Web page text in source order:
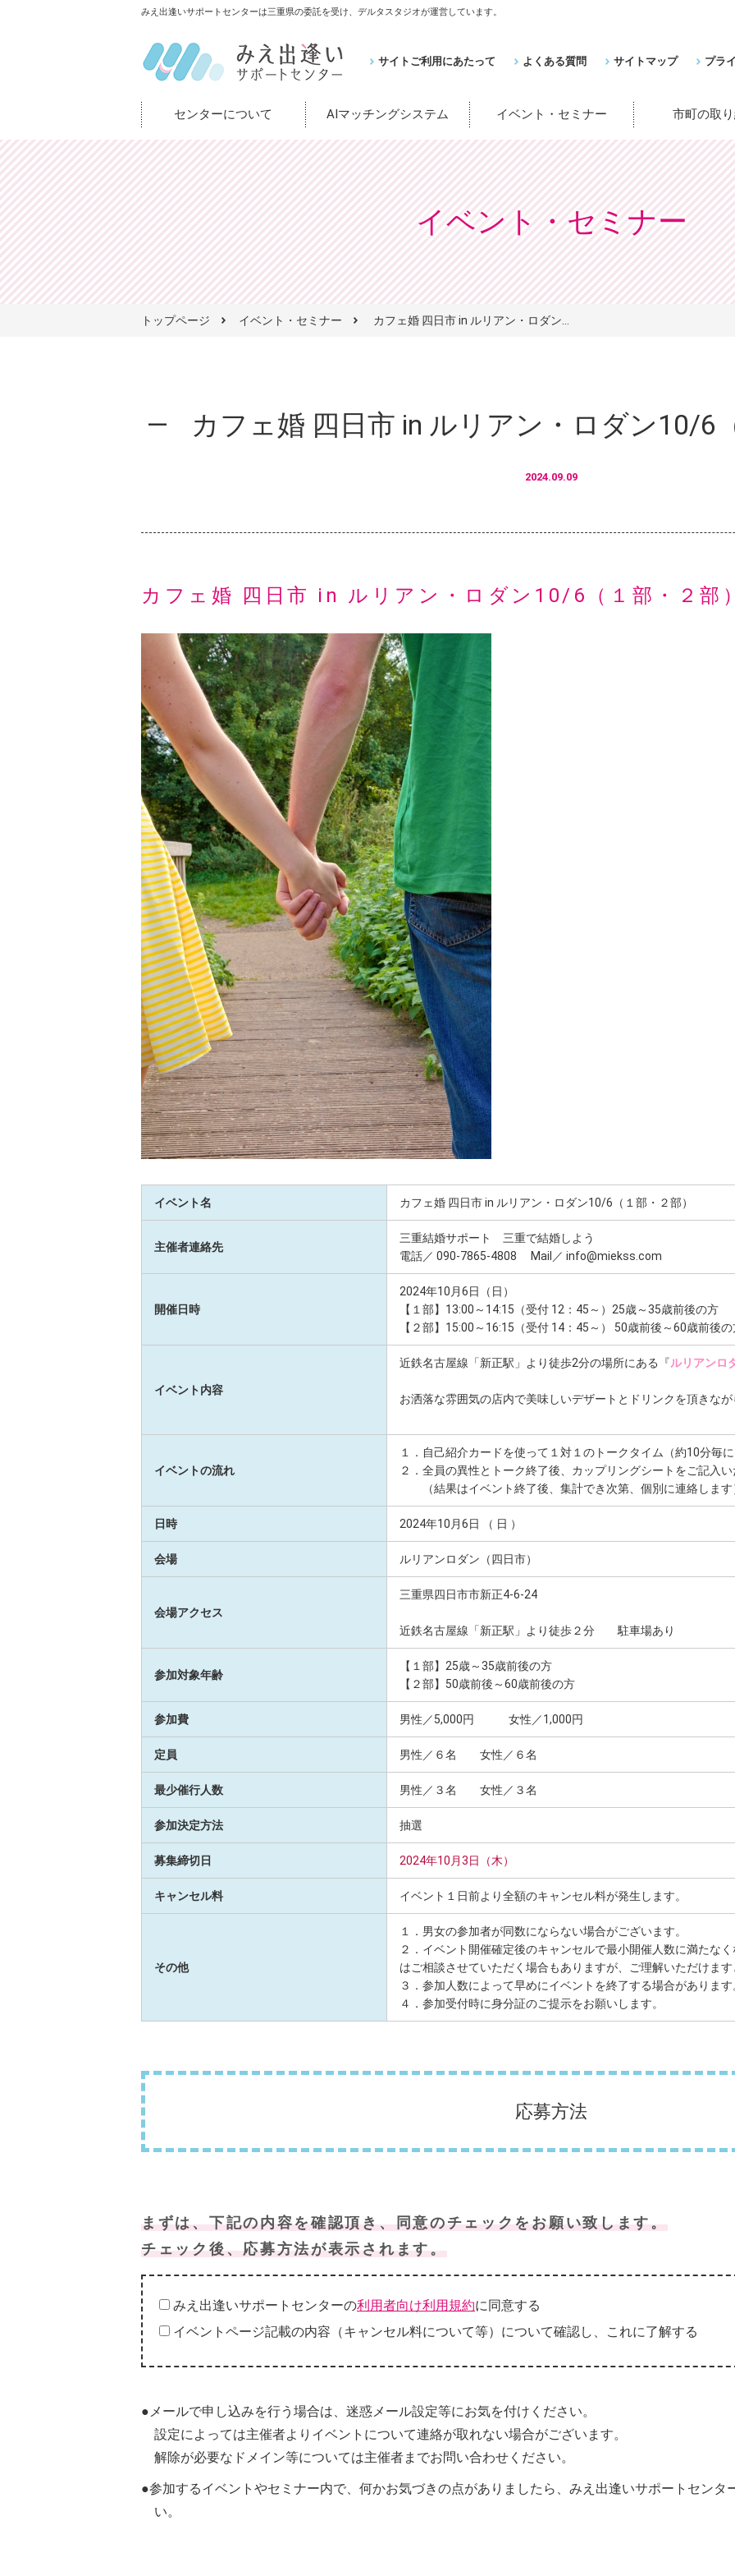
みえ出逢いサポートセンターは三重県の委託を受け、デルタスタジオが運営しています。
サイトご利用にあたって よくある質問 サイトマップ プラ
センターについて AIマッチングシステム イベント・セミナー 市町の取
イベント・セミナー
トップページ イベント・セミナー カフェ婚 四日市 in ルリアン・ロダン...
カフェ婚 四日市 in ルリアン・ロダン10/6
2024.09.09
カフェ婚 四日市 in ルリアン・ロダン10/6（１部・２部
イベント名 カフェ婚 四日市 in ルリアン・ロダン10/6（１部・２部）
主催者連絡先
三重結婚サポート 三重で結婚しよう
電話／ 090-7865-4808 Mail／ info@miekss.com
開催日時
2024年10月6日（日）
【１部】13:00～14:15（受付 12：45～）25歳～35歳前後の方
【２部】15:00～16:15（受付 14：45～） 50歳前後～60歳前後の
イベント内容
近鉄名古屋線「新正駅」より徒歩2分の場所にある『ルリアンロ
お洒落な雰囲気の店内で美味しいデザートとドリンクを頂きな
イベントの流れ
１．自己紹介カードを使って１対１のトークタイム（約10分毎
２．全員の異性とトーク終了後、カップリングシートをご記入
（結果はイベント終了後、集計でき次第、個別に連絡します
日時 2024年10月6日 （ 日 ）
会場 ルリアンロダン（四日市）
会場アクセス
三重県四日市市新正4-6-24
近鉄名古屋線「新正駅」より徒歩２分 駐車場あり
参加対象年齢
【１部】25歳～35歳前後の方
【２部】50歳前後～60歳前後の方
参加費 男性／5,000円 女性／1,000円
定員 男性／６名 女性／６名
最少催行人数 男性／３名 女性／３名
参加決定方法 抽選
募集締切日 2024年10月3日（木）
キャンセル料 イベント１日前より全額のキャンセル料が発生します。
その他
１．男女の参加者が同数にならない場合がございます。
２．イベント開催確定後のキャンセルで最小開催人数に満たな
はご相談させていただく場合もありますが、ご理解いただけま
３．参加人数によって早めにイベントを終了する場合があります
４．参加受付時に身分証のご提示をお願いします。
応募方法
まずは、下記の内容を確認頂き、同意のチェックをお願い致します。
チェック後、応募方法が表示されます。
みえ出逢いサポートセンターの利用者向け利用規約に同意する
イベントページ記載の内容（キャンセル料について等）について確認し、これに了解する
●メールで申し込みを行う場合は、迷惑メール設定等にお気を付けください。
設定によっては主催者よりイベントについて連絡が取れない場合がございます。
解除が必要なドメイン等については主催者までお問い合わせください。
●参加するイベントやセミナー内で、何かお気づきの点がありましたら、みえ出逢いサポートセンタ
い。